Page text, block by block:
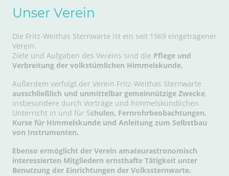
Unser Verein
Die Fritz-Weithas Sternwarte ist ein seit 1969 eingetragener
Verein.
Ziele und Aufgaben des Vereins sind die Pflege und
Verbreitung der volkstümlichen Himmelskunde.
Außerdem verfolgt der Verein Fritz-Weithas Sternwarte
ausschließlich und unmittelbar gemeinnützige Zwecke,
insbesondere durch Vorträge und himmelskundlichen
Unterricht in und für Schulen, Fernrohrbeobachtungen,
Kurse für Himmelskunde und Anleitung zum Selbstbau
von Instrumenten.
Ebenso ermöglicht der Verein amateurastronomisch
interessierten Mitgliedern ernsthafte Tätigkeit unter
Benutzung der Einrichtungen der Volkssternwarte.